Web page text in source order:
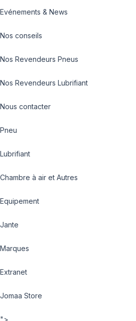
Evénements & News
Nos conseils
Nos Revendeurs Pneus
Nos Revendeurs Lubrifiant
Nous contacter
Pneu
Lubrifiant
Chambre à air et Autres
Equipement
Jante
Marques
Extranet
Jomaa Store
">